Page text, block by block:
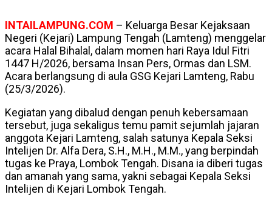
INTAILAMPUNG.COM – Keluarga Besar Kejaksaan
Negeri (Kejari) Lampung Tengah (Lamteng) menggelar
acara Halal Bihalal, dalam momen hari Raya Idul Fitri
1447 H/2026, bersama Insan Pers, Ormas dan LSM.
Acara berlangsung di aula GSG Kejari Lamteng, Rabu
(25/3/2026).
Kegiatan yang dibalud dengan penuh kebersamaan
tersebut, juga sekaligus temu pamit sejumlah jajaran
anggota Kejari Lamteng, salah satunya Kepala Seksi
Intelijen Dr. Alfa Dera, S.H., M.H., M.M., yang berpindah
tugas ke Praya, Lombok Tengah. Disana ia diberi tugas
dan amanah yang sama, yakni sebagai Kepala Seksi
Intelijen di Kejari Lombok Tengah.